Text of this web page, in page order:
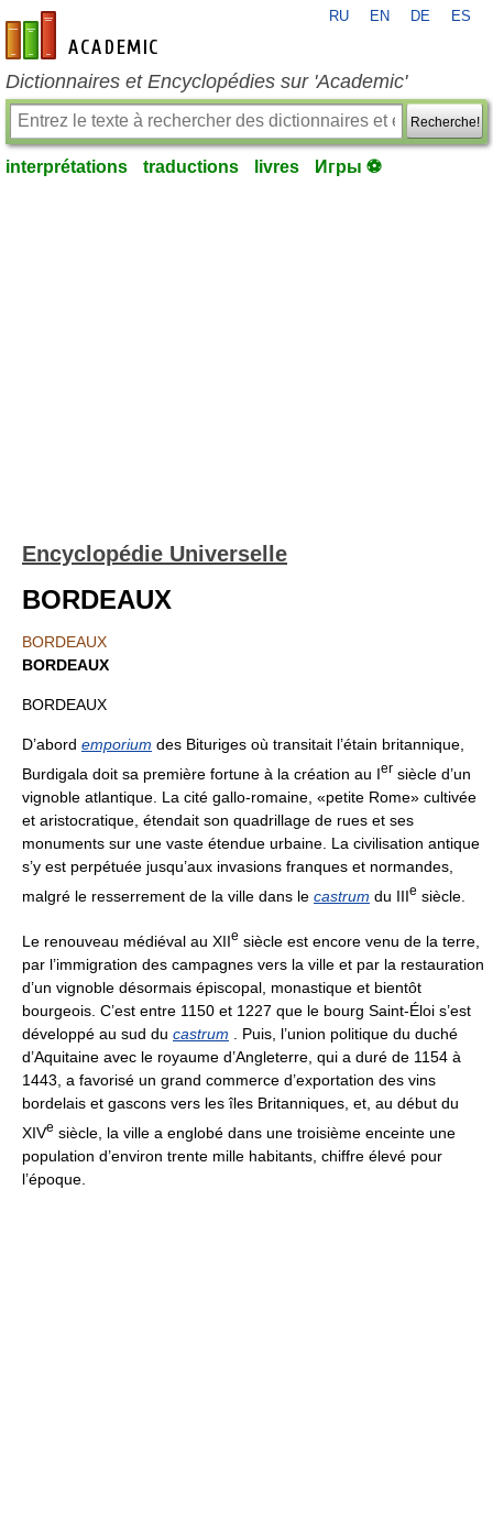
fr-academic.com
RU EN DE ES
Dictionnaires et Encyclopédies sur 'Academic'
Recherche!
interprétations traductions livres Игры ⚽
Encyclopédie Universelle
BORDEAUX
BORDEAUX
BORDEAUX
BORDEAUX
D’abord emporium des Bituriges où transitait l’étain britannique,
Burdigala doit sa première fortune à la création au Ier siècle d’un
vignoble atlantique. La cité gallo-romaine, «petite Rome» cultivée
et aristocratique, étendait son quadrillage de rues et ses
monuments sur une vaste étendue urbaine. La civilisation antique
s’y est perpétuée jusqu’aux invasions franques et normandes,
malgré le resserrement de la ville dans le castrum du IIIe siècle.
Le renouveau médiéval au XIIe siècle est encore venu de la terre,
par l’immigration des campagnes vers la ville et par la restauration
d’un vignoble désormais épiscopal, monastique et bientôt
bourgeois. C’est entre 1150 et 1227 que le bourg Saint-Éloi s’est
développé au sud du castrum . Puis, l’union politique du duché
d’Aquitaine avec le royaume d’Angleterre, qui a duré de 1154 à
1443, a favorisé un grand commerce d’exportation des vins
bordelais et gascons vers les îles Britanniques, et, au début du
XIVe siècle, la ville a englobé dans une troisième enceinte une
population d’environ trente mille habitants, chiffre élevé pour
l’époque.